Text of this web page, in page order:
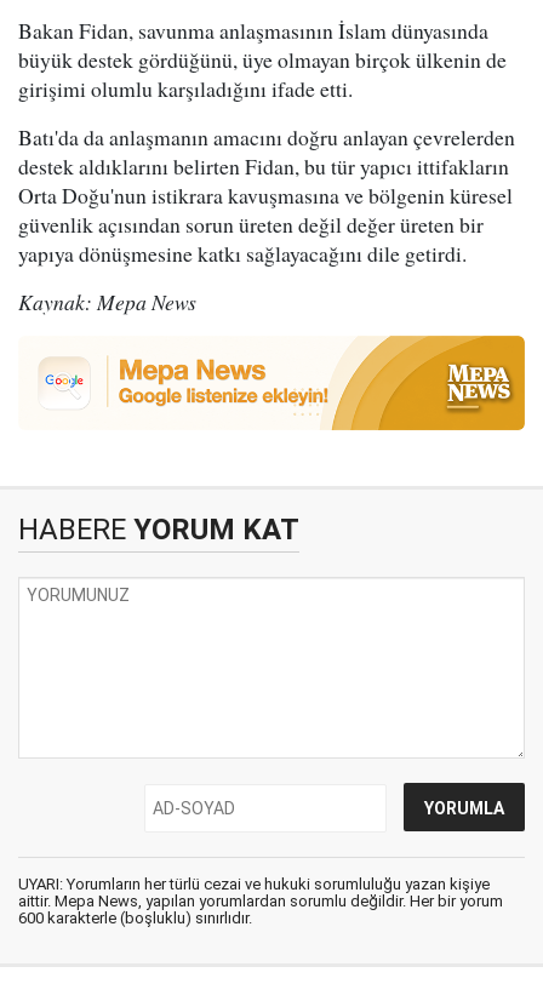
Bakan Fidan, savunma anlaşmasının İslam dünyasında
büyük destek gördüğünü, üye olmayan birçok ülkenin de
girişimi olumlu karşıladığını ifade etti.
Batı'da da anlaşmanın amacını doğru anlayan çevrelerden
destek aldıklarını belirten Fidan, bu tür yapıcı ittifakların
Orta Doğu'nun istikrara kavuşmasına ve bölgenin küresel
güvenlik açısından sorun üreten değil değer üreten bir
yapıya dönüşmesine katkı sağlayacağını dile getirdi.
Kaynak: Mepa News
HABERE YORUM KAT
UYARI: Yorumların her türlü cezai ve hukuki sorumluluğu yazan kişiye
aittir. Mepa News, yapılan yorumlardan sorumlu değildir. Her bir yorum
600 karakterle (boşluklu) sınırlıdır.